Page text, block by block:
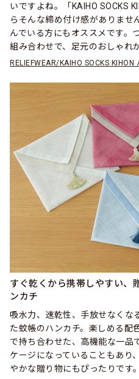
いですよね。「KAIHO SOCKS
らそんな締め付け感がありませ
んでいる方にもオススメです。
組み合わせで、足元のおしゃれ
RELIEFWEAR/KAIHO SOCKS KIHON
すぐ乾くから携帯しやすい、
ンカチ
吸水力、速乾性、手放せなくな
た蚊帳のハンカチ。楽しめる配
で持ち合わせた、高機能な一品
ケージになっていることもあり
やかな贈り物にもぴったりです。